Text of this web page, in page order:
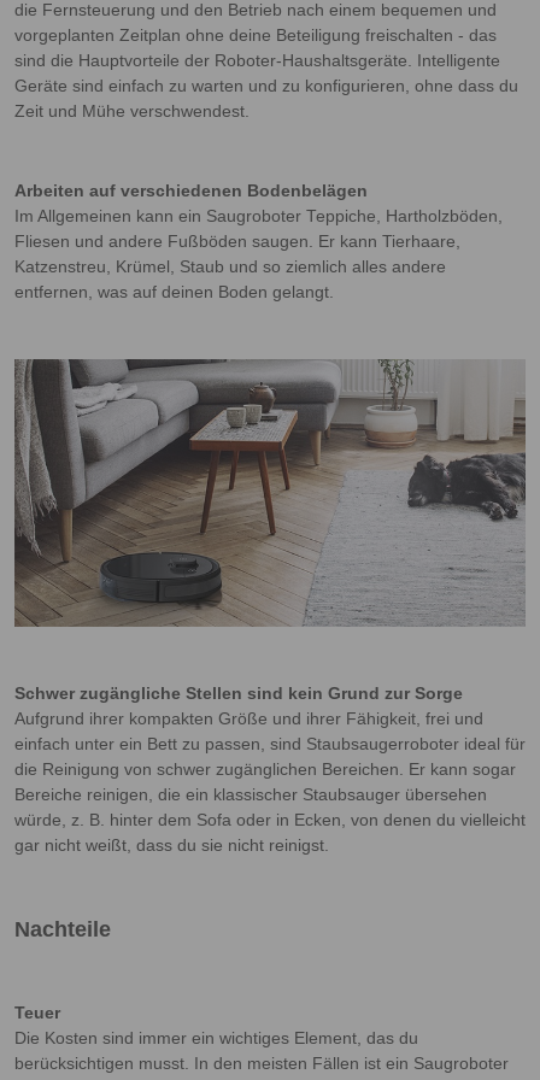
die Fernsteuerung und den Betrieb nach einem bequemen und
vorgeplanten Zeitplan ohne deine Beteiligung freischalten - das
sind die Hauptvorteile der Roboter-Haushaltsgeräte. Intelligente
Geräte sind einfach zu warten und zu konfigurieren, ohne dass du
Zeit und Mühe verschwendest.
Arbeiten auf verschiedenen Bodenbelägen
Im Allgemeinen kann ein Saugroboter Teppiche, Hartholzböden,
Fliesen und andere Fußböden saugen. Er kann Tierhaare,
Katzenstreu, Krümel, Staub und so ziemlich alles andere
entfernen, was auf deinen Boden gelangt.
Schwer zugängliche Stellen sind kein Grund zur Sorge
Aufgrund ihrer kompakten Größe und ihrer Fähigkeit, frei und
einfach unter ein Bett zu passen, sind Staubsaugerroboter ideal für
die Reinigung von schwer zugänglichen Bereichen. Er kann sogar
Bereiche reinigen, die ein klassischer Staubsauger übersehen
würde, z. B. hinter dem Sofa oder in Ecken, von denen du vielleicht
gar nicht weißt, dass du sie nicht reinigst.
Nachteile
Teuer
Die Kosten sind immer ein wichtiges Element, das du
berücksichtigen musst. In den meisten Fällen ist ein Saugroboter